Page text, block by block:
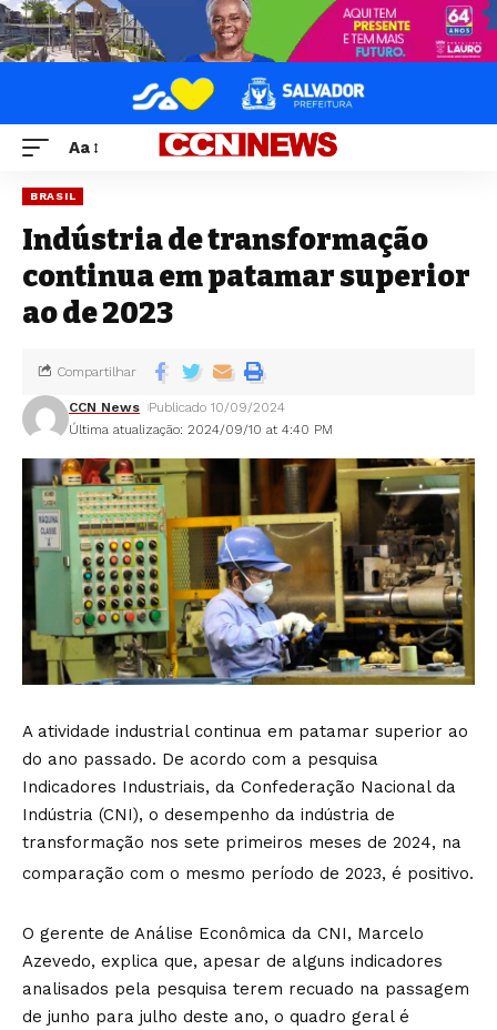
Aa
BRASIL
Indústria de transformação
continua em patamar superior
ao de 2023
Última atualização: 2024/09/10 at 4:40 PM
CCN News Publicado 10/09/2024
Compartilhar
A atividade industrial continua em patamar superior ao
do ano passado. De acordo com a pesquisa
Indicadores Industriais, da Confederação Nacional da
Indústria (CNI), o desempenho da indústria de
transformação nos sete primeiros meses de 2024, na
comparação com o mesmo período de 2023, é positivo.
O gerente de Análise Econômica da CNI, Marcelo
Azevedo, explica que, apesar de alguns indicadores
analisados pela pesquisa terem recuado na passagem
de junho para julho deste ano, o quadro geral é